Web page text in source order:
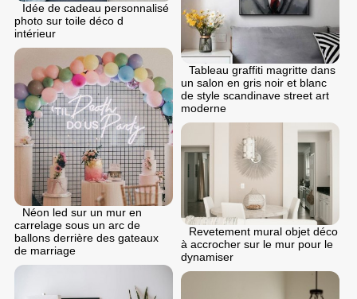
Idée de cadeau personnalisé
photo sur toile déco d
intérieur
Tableau graffiti magritte dans
un salon en gris noir et blanc
de style scandinave street art
moderne
Néon led sur un mur en
carrelage sous un arc de
ballons derrière des gateaux
de marriage
Revetement mural objet déco
à accrocher sur le mur pour le
dynamiser